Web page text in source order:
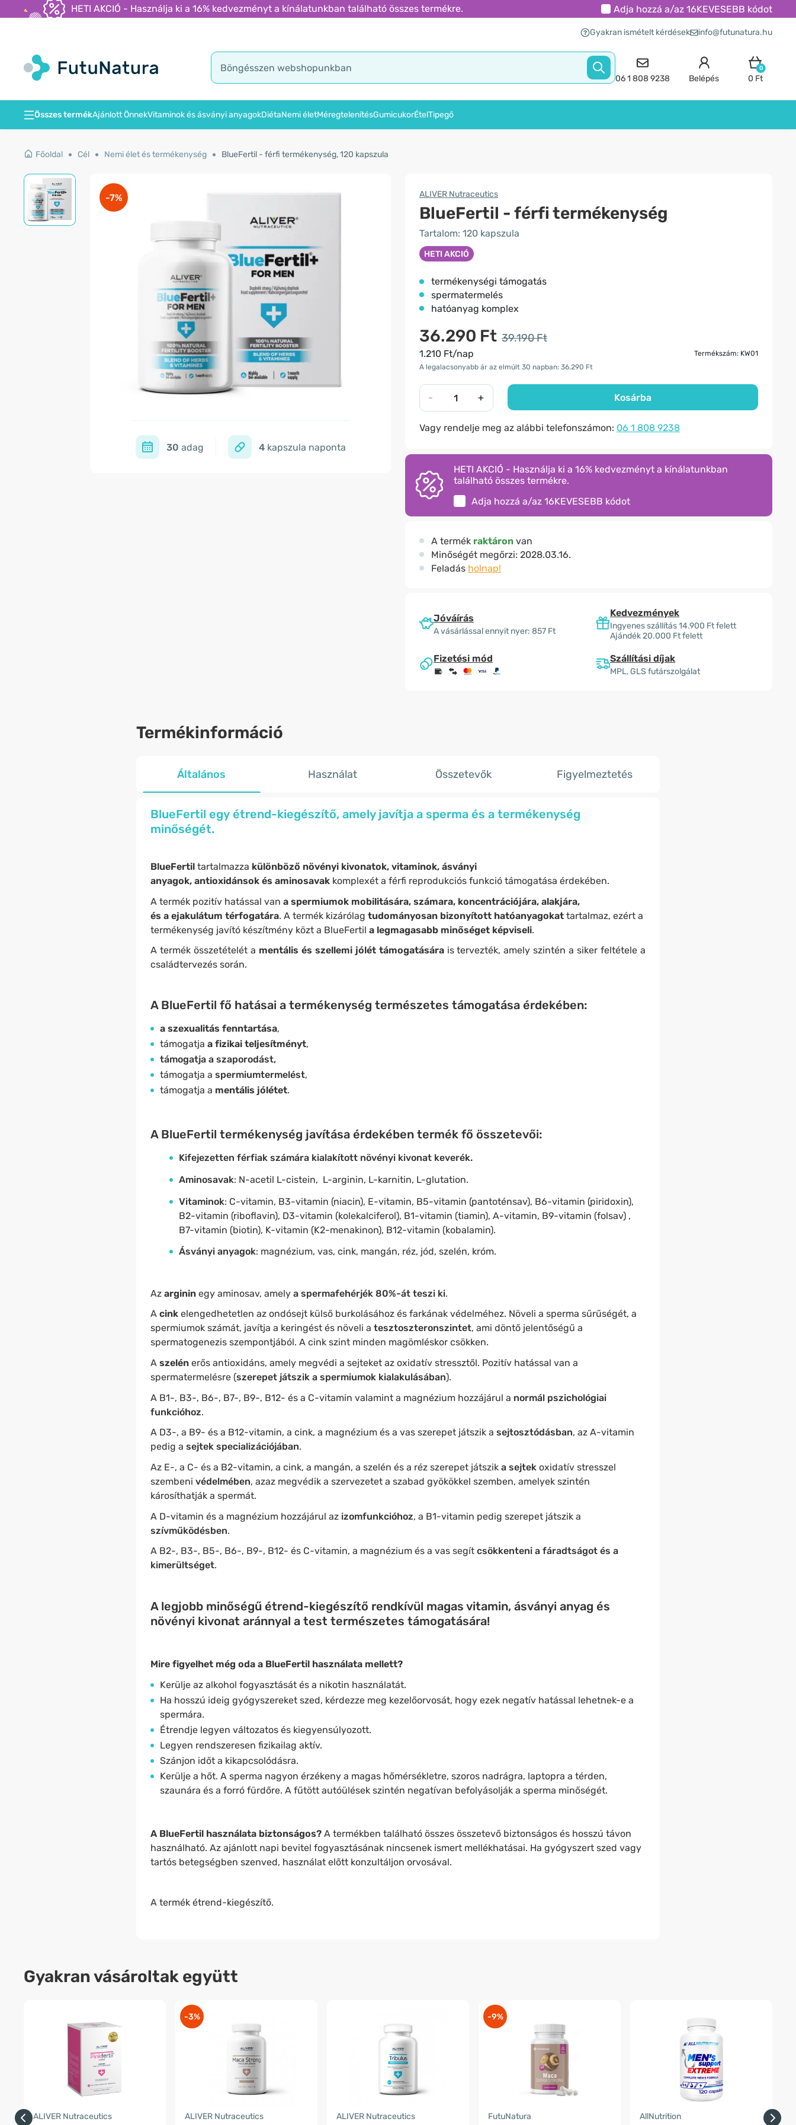
HETI AKCIÓ - Használja ki a 16% kedvezményt a kínálatunkban található összes termékre. Adja hozzá a/az 16KEVESEBB kódot
Gyakran ismételt kérdések info@futunatura.hu
06 1 808 9238 Belépés
0
0 Ft
Összes termékAjánlott ÖnnekVitaminok és ásványi anyagokDiétaNemi életMéregtelenítésGumicukorÉtelTipegő
Főoldal Cél Nemi élet és termékenység BlueFertil - férfi termékenység, 120 kapszula
-7%
30 adag 4kapszula naponta
ALIVER Nutraceutics
BlueFertil - férfi termékenység
Tartalom: 120 kapszula
HETI AKCIÓ
termékenységi támogatás
spermatermelés
hatóanyag komplex
36.290 Ft 39.190 Ft
1.210 Ft/nap
Termékszám: KW01
A legalacsonyabb ár az elmúlt 30 napban: 36.290 Ft
- + Kosárba
Vagy rendelje meg az alábbi telefonszámon: 06 1 808 9238
HETI AKCIÓ - Használja ki a 16% kedvezményt a kínálatunkban
található összes termékre.
Adja hozzá a/az 16KEVESEBB kódot
A termék raktáron van
Minőségét megőrzi: 2028.03.16.
Feladás holnap!
Jóváírás
A vásárlással ennyit nyer: 857 Ft
Kedvezmények
Ingyenes szállítás 14.900 Ft felett
Ajándék 20.000 Ft felett
Fizetési mód Szállítási díjak
MPL, GLS futárszolgálat
Termékinformáció
Általános Használat Összetevők Figyelmeztetés
BlueFertil egy étrend-kiegészítő, amely javítja a sperma és a termékenység
minőségét.
BlueFertil tartalmazza különböző növényi kivonatok, vitaminok, ásványi
anyagok, antioxidánsok és aminosavak komplexét a férfi reprodukciós funkció támogatása érdekében.
A termék pozitív hatással van a spermiumok mobilitására, számara, koncentrációjára, alakjára,
és a ejakulátum térfogatára. A termék kizárólag tudományosan bizonyított hatóanyagokat tartalmaz, ezért a
termékenység javító készítmény közt a BlueFertil a legmagasabb minőséget képviseli.
A termék összetételét a mentális és szellemi jólét támogatásárais tervezték, amely szintén a siker feltétele a
családtervezés során.
A BlueFertil fő hatásai a termékenység természetes támogatása érdekében:
a szexualitás fenntartása,
támogatja a fizikai teljesítményt,
támogatja a szaporodást,
támogatja a spermiumtermelést,
támogatja a mentális jólétet.
A BlueFertil termékenység javítása érdekében termék fő összetevői:
Kifejezetten férfiak számára kialakított növényi kivonat keverék.
Aminosavak: N-acetil L-cistein, L-arginin, L-karnitin, L-glutation.
Vitaminok: C-vitamin, B3-vitamin (niacin), E-vitamin, B5-vitamin (pantoténsav), B6-vitamin (piridoxin),
B2-vitamin (riboflavin), D3-vitamin (kolekalciferol), B1-vitamin (tiamin), A-vitamin, B9-vitamin (folsav) ,
B7-vitamin (biotin), K-vitamin (K2-menakinon), B12-vitamin (kobalamin).
Ásványi anyagok: magnézium, vas, cink, mangán, réz, jód, szelén, króm.
Az argininegy aminosav, amely a spermafehérjék 80%-át teszi ki.
A cinkelengedhetetlen az ondósejt külső burkolásához és farkának védelméhez. Növeli a sperma sűrűségét, a
spermiumok számát, javítja a keringést és növeli a tesztoszteronszintet, ami döntő jelentőségű a
spermatogenezis szempontjából. A cink szint minden magömléskor csökken.
A szelénerős antioxidáns, amely megvédi a sejteket az oxidatív stressztől. Pozitív hatással van a
spermatermelésre (szerepet játszik a spermiumok kialakulásában).
A B1-, B3-, B6-, B7-, B9-, B12- és a C-vitamin valamint a magnézium hozzájárul a normál pszichológiai
funkcióhoz.
A D3-, a B9- és a B12-vitamin, a cink, a magnézium és a vas szerepet játszik a sejtosztódásban, az A-vitamin
pedig a sejtek specializációjában.
Az E-, a C- és a B2-vitamin, a cink, a mangán, a szelén és a réz szerepet játszik a sejtek oxidatív stresszel
szembeni védelmében, azaz megvédik a szervezetet a szabad gyökökkel szemben, amelyek szintén
károsíthatják a spermát.
A D-vitamin és a magnézium hozzájárul az izomfunkcióhoz, a B1-vitamin pedig szerepet játszik a
szívműködésben.
A B2-, B3-, B5-, B6-, B9-, B12- és C-vitamin, a magnézium és a vas segít csökkenteni a fáradtságot és a
kimerültséget.
A legjobb minőségű étrend-kiegészítő rendkívül magas vitamin, ásványi anyag és
növényi kivonat aránnyal a test természetes támogatására!
Mire figyelhet még oda a BlueFertil használata mellett?
Kerülje az alkohol fogyasztását és a nikotin használatát.
Ha hosszú ideig gyógyszereket szed, kérdezze meg kezelőorvosát, hogy ezek negatív hatással lehetnek-e a
spermára.
Étrendje legyen változatos és kiegyensúlyozott.
Legyen rendszeresen fizikailag aktív.
Szánjon időt a kikapcsolódásra.
Kerülje a hőt. A sperma nagyon érzékeny a magas hőmérsékletre, szoros nadrágra, laptopra a térden,
szaunára és a forró fürdőre. A fűtött autóülések szintén negatívan befolyásolják a sperma minőségét.
A BlueFertil használata biztonságos?A termékben található összes összetevő biztonságos és hosszú távon
használható. Az ajánlott napi bevitel fogyasztásának nincsenek ismert mellékhatásai. Ha gyógyszert szed vagy
tartós betegségben szenved, használat előtt konzultáljon orvosával.
A termék étrend-kiegészítő.
Gyakran vásároltak együtt
ALIVER Nutraceutics
-3%
ALIVER Nutraceutics ALIVER Nutraceutics
-9%
FutuNatura AllNutrition